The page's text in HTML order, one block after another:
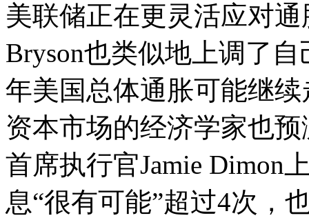
美联储正在更灵活应对
Bryson也类似地上调了
年美国总体通胀可能继
资本市场的经济学家也
首席执行官Jamie Dimon
息“很有可能”超过4次，